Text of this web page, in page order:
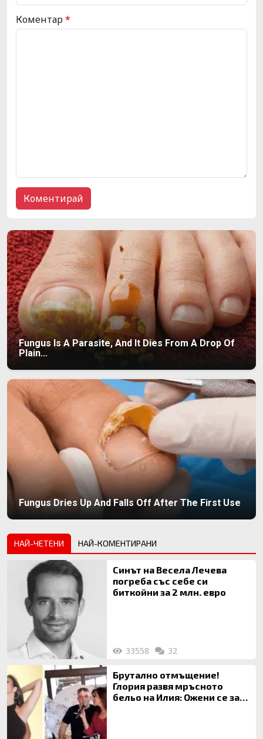
Коментар*
Fungus Is A Parasite, And It Dies From A Drop Of
Plain...
Fungus Dries Up And Falls Off After The First Use
НАЙ-ЧЕТЕНИ НАЙ-КОМЕНТИРАНИ
Синът на Весела Лечева
погреба със себе си
биткойни за 2 млн. евро
33558 32
Брутално отмъщение!
Глория развя мръсното
бельо на Илия: Ожени се за